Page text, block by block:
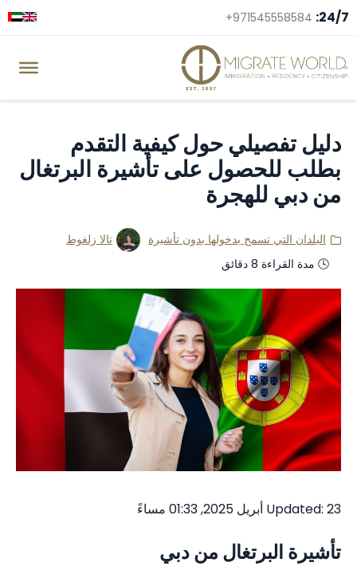
24/7:
+971545558584
دليل تفصيلي حول كيفية التقدم
بطلب للحصول على تأشيرة البرتغال
من دبي للهجرة
البلدان التي تسمح بدخولها بدون تأشيرة
تالا زلغوط
🕓 مدة القراءة 8 دقائق
Updated: 23 أبريل 2025, 01:33 مساءً
تأشيرة البرتغال من دبي